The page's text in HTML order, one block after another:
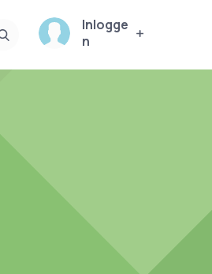
Inlogge
n